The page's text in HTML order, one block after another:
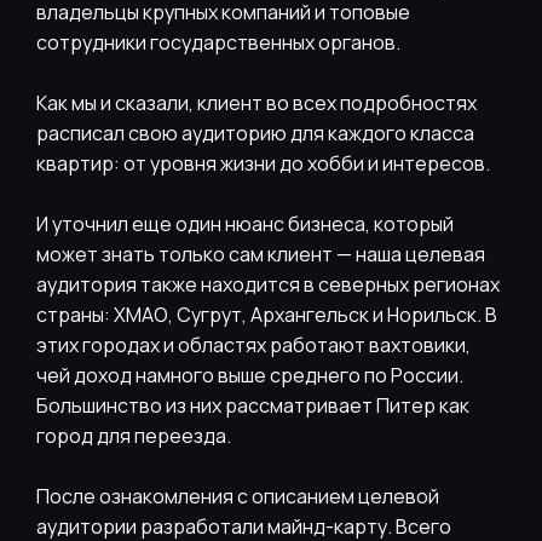
владельцы крупных компаний и топовые
сотрудники государственных органов.
Как мы и сказали, клиент во всех подробностях
расписал свою аудиторию для каждого класса
квартир: от уровня жизни до хобби и интересов.
И уточнил еще один нюанс бизнеса, который
может знать только сам клиент — наша целевая
аудитория также находится в северных регионах
страны: ХМАО, Сугрут, Архангельск и Норильск. В
этих городах и областях работают вахтовики,
чей доход намного выше среднего по России.
Большинство из них рассматривает Питер как
город для переезда.
После ознакомления с описанием целевой
аудитории разработали майнд-карту. Всего